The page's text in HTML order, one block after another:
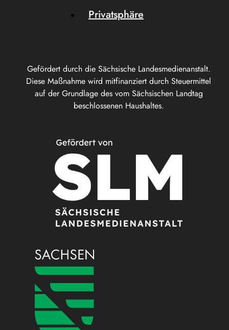
Gefördert durch die Sächsische Landesmedienanstalt.
Diese Maßnahme wird mitfinanziert durch Steuermittel
auf der Grundlage des vom Sächsischen Landtag
beschlossenen Haushaltes.
Privatsphäre